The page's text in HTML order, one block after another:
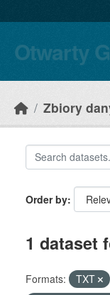
Otwarty
Zbiory
Order by
1 dataset
Formats: TXT